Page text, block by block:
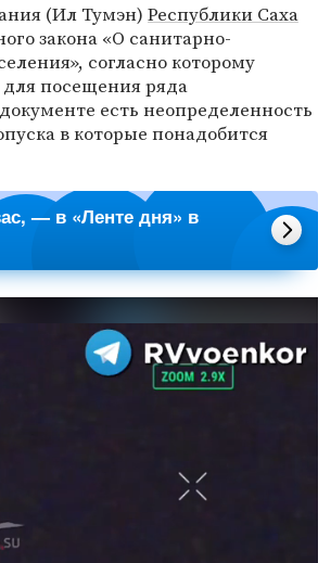
(Ил Тумэн) Республики Саха
закона «О санитарно-
согласно которому
для посещения ряда
есть неопределенность
в которые понадобится
— в «Ленте дня» в